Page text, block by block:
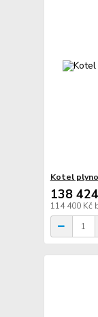
Kotel
138
114 400 Kč